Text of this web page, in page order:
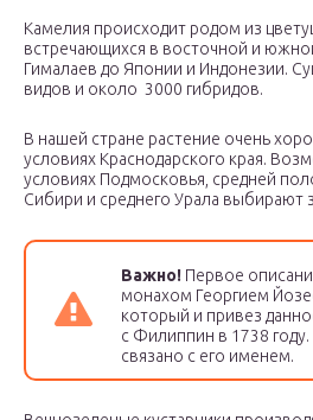
Камелия происходит родом из
встречающихся в восточной и
Гималаев до Японии и Индонезии.
видов и около 3000 гибридов.
В нашей стране растение очень
условиях Краснодарского края.
условиях Подмосковья, средней
Сибири и среднего Урала выбирают
Важно! Первое
монахом Георгием
который и привез
с Филиппин в 1738 году.
связано с его именем.